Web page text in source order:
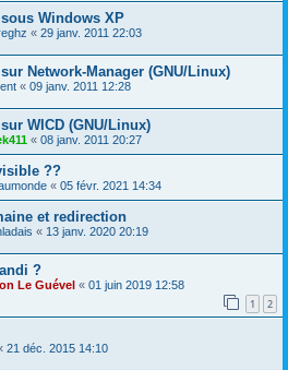
Windows XP
« 29 janv. 2011 22:03
Network-Manager (GNU/Linux)
« 09 janv. 2011 12:28
WICD (GNU/Linux)
« 08 janv. 2011 20:27
??
« 05 févr. 2021 14:34
et redirection
« 13 janv. 2020 20:19
?
Le Guével « 01 juin 2019 12:58
1 2
21 déc. 2015 14:10